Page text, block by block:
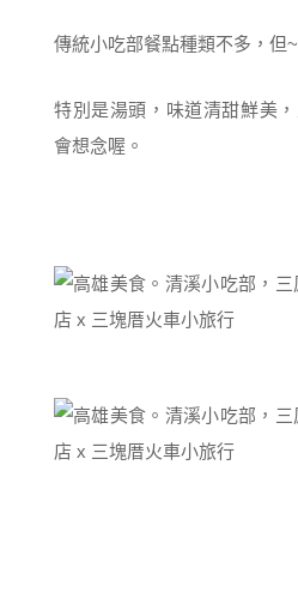
傳統小吃部餐點種類不多，但
特別是湯頭，味道清甜鮮美
會想念喔。